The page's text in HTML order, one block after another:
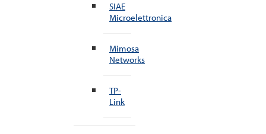
SIAE
Microelettronica
Mimosa
Networks
TP-
Link